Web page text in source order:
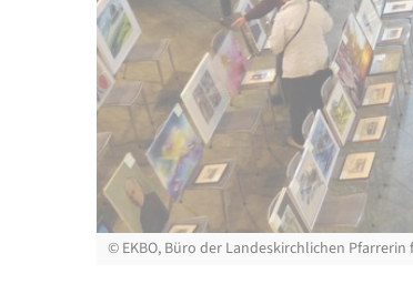
© EKBO, Büro der Landeskirchlichen